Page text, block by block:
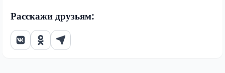
Расскажи друзьям: